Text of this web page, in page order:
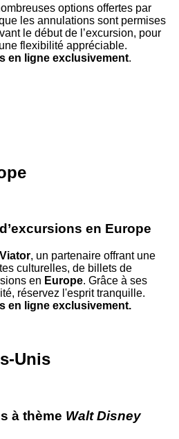
options offertes par
les annulations sont permises
le début de l’excursion, pour
flexibilité appréciable.
en ligne exclusivement.
en Europe
Viator, un partenaire offrant une
culturelles, de billets de
en Europe. Grâce à ses
réservez l'esprit tranquille.
en ligne exclusivement.
Unis
à thème Walt Disney